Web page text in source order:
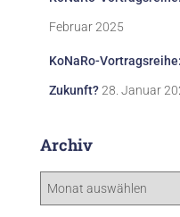
Februar 2025
KoNaRo-
Zukunft?28. Januar
Archiv